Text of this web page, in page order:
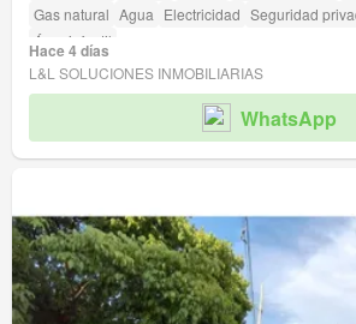
Gas natural Agua Electricidad Seguridad
Área infantil
Hace 4 días
L&L SOLUCIONES INMOBILIARIAS
WhatsApp